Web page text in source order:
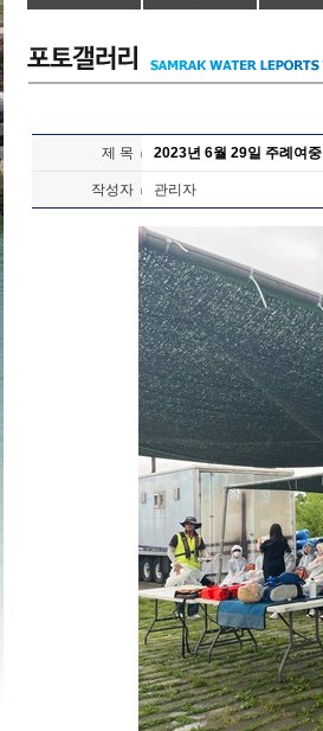
제 목 2023년 6월 29일 주례여중
작성자 관리자